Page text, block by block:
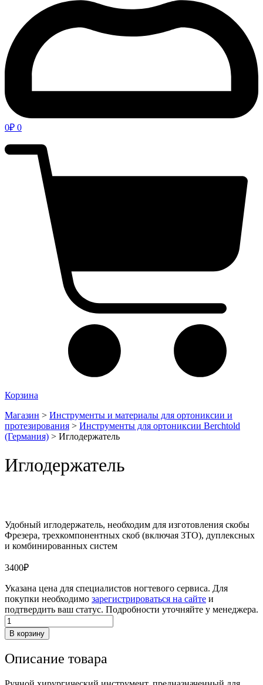
0₽ 0
Корзина
Магазин > Инструменты и материалы для ортониксии и
протезирования > Инструменты для ортониксии Berchtold
(Германия) > Иглодержатель
Иглодержатель
Удобный иглодержатель, необходим для изготовления скобы
Фрезера, трехкомпонентных скоб (включая 3TO), дуплексных
и комбинированных систем
3400₽
Указана цена для специалистов ногтевого сервиса. Для
покупки необходимо зарегистрироваться на сайте и
подтвердить ваш статус. Подробности уточняйте у менеджера.
Количество
товара
Иглодержатель
В корзину
Описание товара